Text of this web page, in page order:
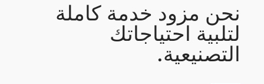
نحن مزود خدمة كاملة
لتلبية احتياجاتك
التصنيعية.